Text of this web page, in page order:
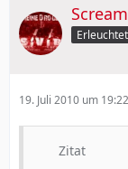
Scream
19. Juli 2010 um 19:22
Zitat